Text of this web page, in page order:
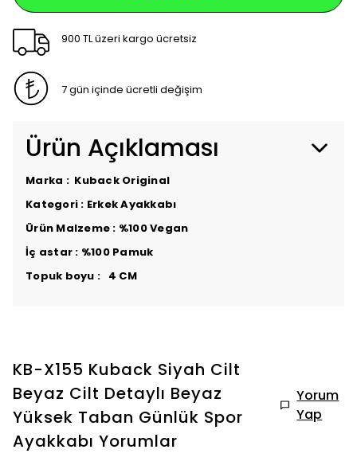
900 TL üzeri kargo ücretsiz
7 gün içinde ücretli değişim
Ürün Açıklaması
Marka : Kuback Original
Kategori : Erkek Ayakkabı
Ürün Malzeme : %100 Vegan
İç astar : %100 Pamuk
Topuk boyu : 4 CM
KB-X155 Kuback Siyah Cilt
Beyaz Cilt Detaylı Beyaz
Yüksek Taban Günlük Spor
Ayakkabı Yorumlar
Yorum
Yap